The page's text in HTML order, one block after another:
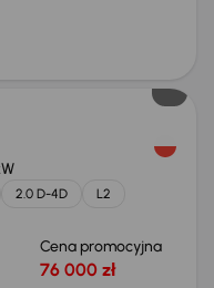
2.0 D-4D
L2
Cena promocyjna
76 000 zł